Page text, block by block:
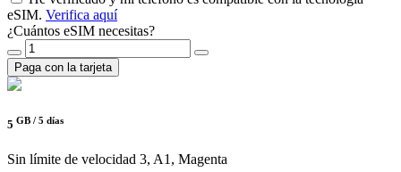
eSIM. Verifica aquí
¿Cuántos eSIM necesitas?
Paga con la tarjeta
5 GB / 5 días
Sin límite de velocidad 3, A1, Magenta